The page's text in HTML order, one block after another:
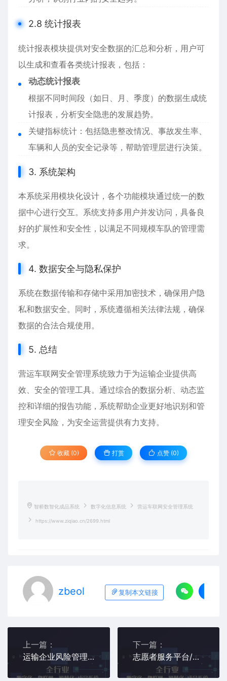
2.8 统计报表
统计报表模块提供对安全数据的汇总和分析，用户可
以生成和查看各类统计报表，包括：
动态统计报表
根据不同时间段（如日、月、季度）的数据生成统
计报表，分析安全隐患的发展趋势。
关键指标统计：包括隐患整改情况、事故发生率、
车辆和人员的安全记录等，帮助管理层进行决策。
3. 系统架构
本系统采用模块化设计，各个功能模块通过统一的数
据中心进行交互。系统支持多用户并发访问，具备良
好的扩展性和安全性，以满足不同规模车队的管理需
求。
4. 数据安全与隐私保护
系统在数据传输和存储中采用加密技术，确保用户隐
私和数据安全。同时，系统遵循相关法律法规，确保
数据的合法合规使用。
5. 总结
营运车联网安全管理系统致力于为运输企业提供高
效、安全的管理工具。通过综合的数据分析、动态监
控和详细的报告功能，系统帮助企业更好地识别和管
理安全风险，为安全运营提供有力支持。
收藏 (0) 打赏 点赞 (0)
智桥数智化成品系统 数字化信息系统 营运车联网安全管理系统
https://www.ziqiao.cn/2699.html
zbeol 复制本文链接
上一篇：
运输企业风险管理系统
下一篇：
志愿者服务平台/志愿者时间银行